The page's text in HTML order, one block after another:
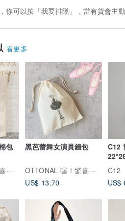
你可以按「我要排隊」，當有貨會主
看更多
包
OTTONAL 喔！驚喜設計
黑芭蕾舞女演員錢包
OTTONAL 喔！驚喜設計
US$ 13.70
C12
資料
C12
US$